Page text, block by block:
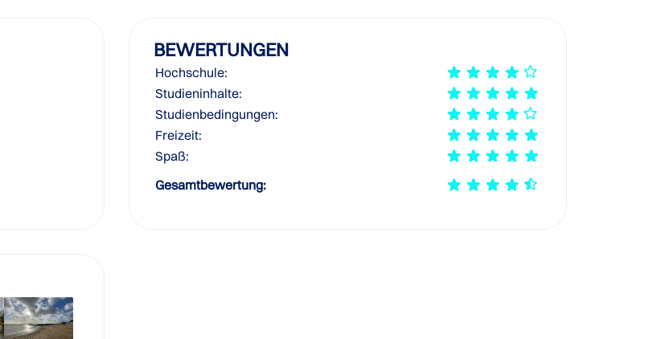
BEWERTUNGEN
Hochschule:
Studieninhalte:
Studienbedingungen:
Freizeit:
Spaß:
Gesamtbewertung: